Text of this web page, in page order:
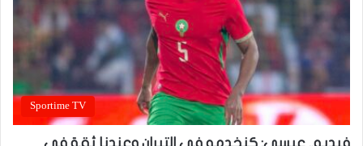
Sportime TV